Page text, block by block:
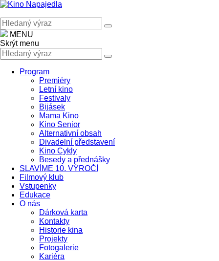
MENU
Skrýt menu
Program
Premiéry
Letní kino
Festivaly
Bijásek
Mama Kino
Kino Senior
Alternativní obsah
Divadelní představení
Kino Cykly
Besedy a přednášky
SLAVÍME 10. VÝROČÍ
Filmový klub
Vstupenky
Edukace
O nás
Dárková karta
Kontakty
Historie kina
Projekty
Fotogalerie
Kariéra